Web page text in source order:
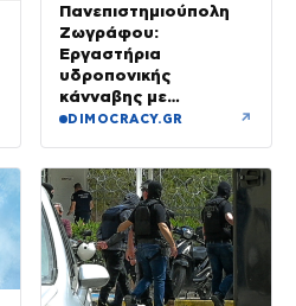
Πανεπιστημιούπολη
Ζωγράφου:
Εργαστήρια
υδροπονικής
κάνναβης με
προσδοκώμενο
Χειροπέδες σε τρία
άτομα
DIMOCRACY.GR ↗